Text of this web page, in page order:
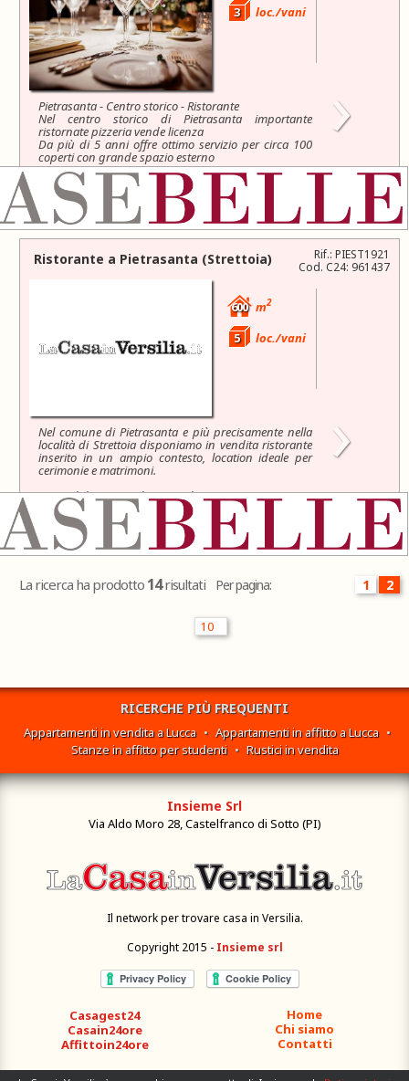
3 loc./vani
Pietrasanta - Centro storico - Ristorante
Nel centro storico di Pietrasanta importante
ristornate pizzeria vende licenza
Da più di 5 anni offre ottimo servizio per circa 100
coperti con grande spazio esterno
›
Trattativa riservata
Rif.: PIEST1921
Cod. C24: 961437
Ristorante a Pietrasanta (Strettoia)
600 m2
5 loc./vani
Nel comune di Pietrasanta e più precisamente nella
località di Strettoia disponiamo in vendita ristorante
inserito in un ampio contesto, location ideale per
cerimonie e matrimoni.
L'immobile principale ospita il ristorante pizzeria con
forno a legna...
›
Trattativa riservata
La ricerca ha prodotto 14risultati 1 2
Per pagina:
RICERCHE PIÙ FREQUENTI
Appartamenti in vendita a Lucca • Appartamenti in affitto a Lucca •
Stanze in affitto per studenti • Rustici in vendita
Insieme Srl
Via Aldo Moro 28, Castelfranco di Sotto (PI)
Il network per trovare casa in Versilia.
Copyright 2015 - Insieme srl
Home
Chi siamo
Contatti
Casagest24
Casain24ore
Affittoin24ore